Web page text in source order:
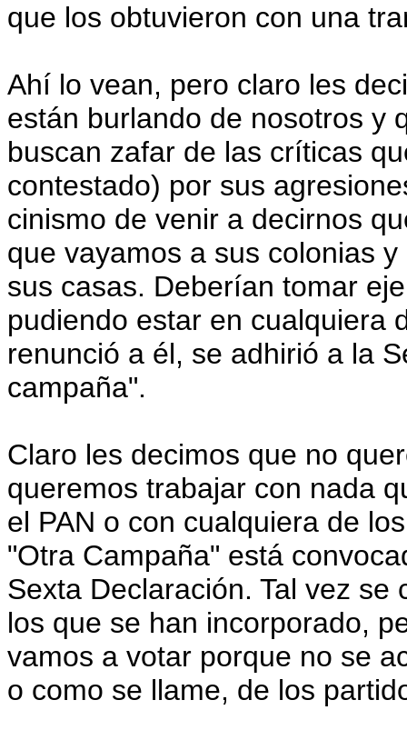
que los obtuvieron con una
Ahí lo vean, pero claro les
están burlando de nosotros y
buscan zafar de las críticas
contestado) por sus
cinismo de venir a decirnos
que vayamos a sus colonias
sus casas. Deberían tomar
pudiendo estar en cualquiera
renunció a él, se adhirió a la
campaña".
Claro les decimos que no
queremos trabajar con nada
el PAN o con cualquiera de
"Otra Campaña" está
Sexta Declaración. Tal vez
los que se han incorporado,
vamos a votar porque no se
o como se llame, de los